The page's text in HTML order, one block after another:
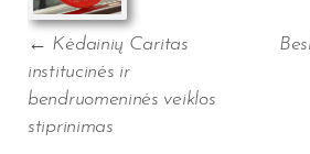
← Kėdainių Caritas
institucinės ir
bendruomeninės veiklos
stiprinimas